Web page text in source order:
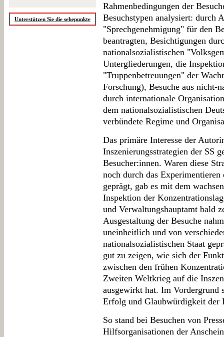
Unterstützen Sie die sehepunkte
Rahmenbedingungen der
Besuchstypen analysiert: durch
"Sprechgenehmigung" für den
beantragten, Besichtigungen
nationalsozialistischen
Untergliederungen, die
"Truppenbetreuungen" der
Forschung), Besuche aus nicht-
durch internationale
dem nationalsozialistischen
verbündete Regime und
Das primäre Interesse der
Inszenierungsstrategien der SS
Besucher:innen. Waren diese
noch durch das
geprägt, gab es mit dem
Inspektion der
und Verwaltungshauptamt bald
Ausgestaltung der Besuche
uneinheitlich und von
nationalsozialistischen Staat
gut zu zeigen, wie sich der
zwischen den frühen
Zweiten Weltkrieg auf die
ausgewirkt hat. Im Vordergrund
Erfolg und Glaubwürdigkeit der
So stand bei Besuchen von
Hilfsorganisationen der